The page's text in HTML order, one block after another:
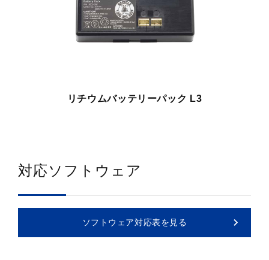
リチウムバッテリーパック L3
対応ソフトウェア
ソフトウェア対応表を見る